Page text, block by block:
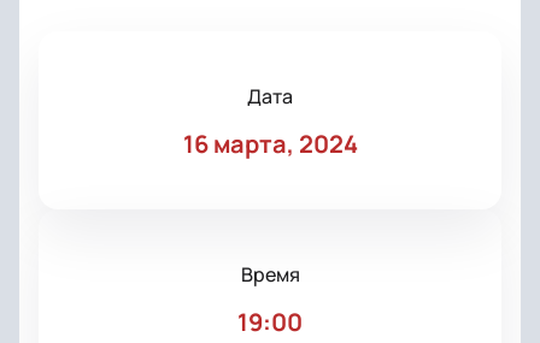
Дата
16 марта, 2024
Время
19:00